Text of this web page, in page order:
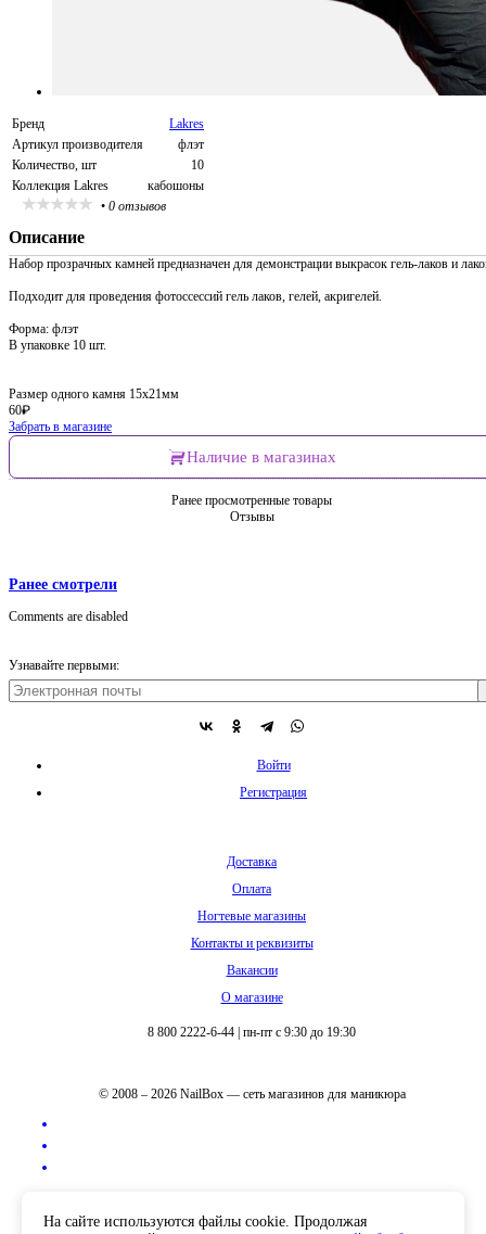
Бренд
Lakres
Артикул производителя
флэт
Количество, шт
10
Коллекция Lakres
кабошоны
• 0 отзывов
Описание
Набор прозрачных камней предназначен для демонстрации выкрасок гель-лаков и
Подходит для проведения фотоссессий гель лаков, гелей, акригелей.
Форма: флэт
В упаковке 10 шт.
Размер одного камня 15х21мм
60₽
Забрать в магазине
Наличие в магазинах
Ранее просмотренные товары
Отзывы
Ранее смотрели
Comments are disabled
Узнавайте первыми:
Войти
Регистрация
Доставка
Оплата
Ногтевые магазины
Контакты и реквизиты
Вакансии
О магазине
8 800 2222-6-44 пн-пт с 9:30 до 19:30
© 2008 – 2026 NailBox — сеть магазинов для маникюра
На сайте используются файлы cookie. Продолжая